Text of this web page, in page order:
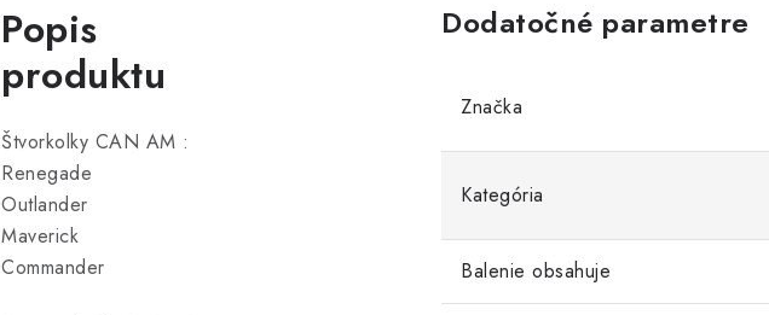
Popis
produktu
Štvorkolky CAN AM :
Renegade
Outlander
Maverick
Commander
Dodatočné parametre
Značka
Kategória
Balenie obsahuje